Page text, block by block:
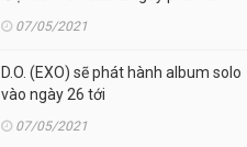
07/05/2021
D.O. (EXO) sẽ phát hành album solo
vào ngày 26 tới
07/05/2021